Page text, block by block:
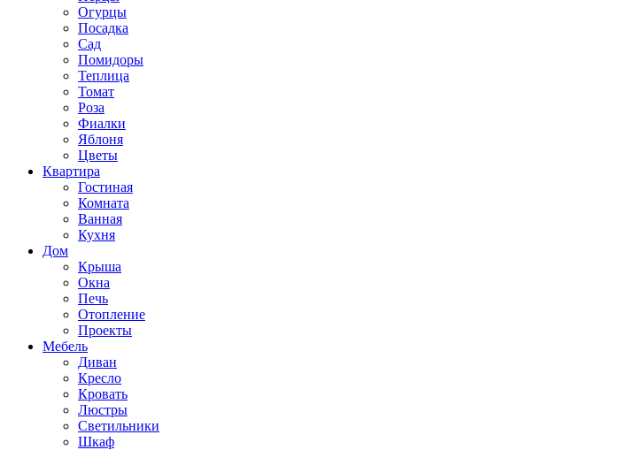
Огурцы
Посадка
Сад
Помидоры
Теплица
Томат
Роза
Фиалки
Яблоня
Цветы
Квартира
Гостиная
Комната
Ванная
Кухня
Дом
Крыша
Окна
Печь
Отопление
Проекты
Мебель
Диван
Кресло
Кровать
Люстры
Светильники
Шкаф